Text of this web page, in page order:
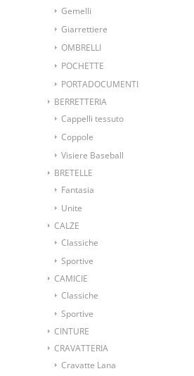
Gemelli
Giarrettiere
OMBRELLI
POCHETTE
PORTADOCUMENTI
BERRETTERIA
Cappelli tessuto
Coppole
Visiere Baseball
BRETELLE
Fantasia
Unite
CALZE
Classiche
Sportive
CAMICIE
Classiche
Sportive
CINTURE
CRAVATTERIA
Cravatte Lana